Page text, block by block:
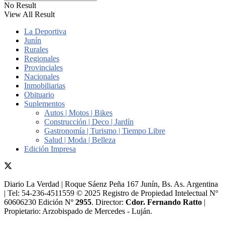
No Result
View All Result
La Deportiva
Junín
Rurales
Regionales
Provinciales
Nacionales
Inmobiliarias
Obituario
Suplementos
Autos | Motos | Bikes
Construcción | Deco | Jardín
Gastronomía | Turismo | Tiempo Libre
Salud | Moda | Belleza
Edición Impresa
Diario La Verdad | Roque Sáenz Peña 167 Junín, Bs. As. Argentina
| Tel: 54-236-4511559 © 2025 Registro de Propiedad Intelectual Nº
60606230 Edición Nº 2955. Director:​ Cdor. Fernando Ratto |
Propietario:​ Arzobispado de Mercedes - Luján.